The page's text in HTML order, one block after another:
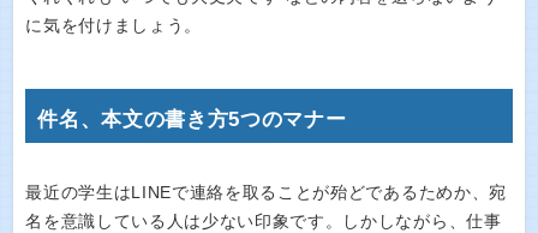
に気を付けましょう。
件名、本文の書き方5つのマナー
最近の学生はLINEで連絡を取ることが殆どであるためか、宛
名を意識している人は少ない印象です。しかしながら、仕事